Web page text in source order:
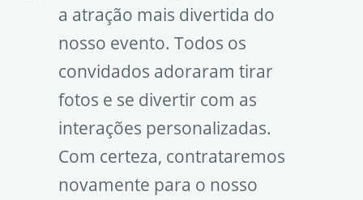
a atração mais divertida do
nosso evento. Todos os
convidados adoraram tirar
fotos e se divertir com as
interações personalizadas.
Com certeza, contrataremos
novamente para o nosso